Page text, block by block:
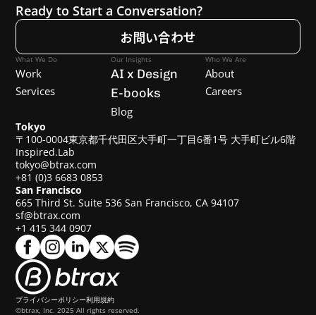
Ready to Start a Conversation?
お問い合わせ
What We Do
Work
Services
Our Insights
AI x Design
E-books
Blog
Who We Are
About
Careers
San Francisco
665 Third St. Suite 536 San Francisco, CA 94107
sf@btrax.com
+1 415 344 0907
Tokyo
〒100-0004東京都千代田区大手町一丁目6番1号 大手町ビル6階
Inspired.Lab
tokyo@btrax.com
+81 (0)3 6683 0853
プライバシーポリシー利用規約
©btrax, Inc. 2025 All rights reserved.